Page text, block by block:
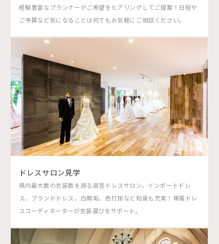
経験豊富なプランナーがご希望をヒアリングしてご提案！日程や
ご予算など気になることは何でもお気軽にご相談ください。
ドレスサロン見学
県内最大数の衣装数を誇る直営ドレスサロン。インポートドレ
ス、ブランドドレス、白無垢、色打掛など和装も充実！専属ドレ
スコーディネーターが衣装選びをサポート。